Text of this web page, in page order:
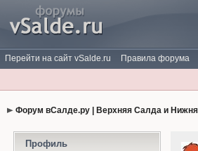
Перейти на сайт vSalde.ru Правила форума
Форум вСалде.ру | Верхняя Салда и
Профиль